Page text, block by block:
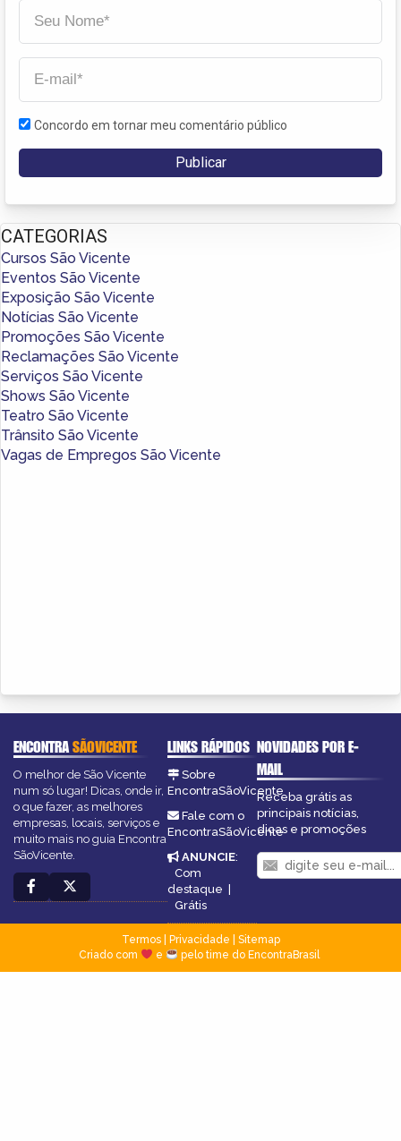
Concordo em tornar meu comentário público
CATEGORIAS
Cursos São Vicente
Eventos São Vicente
Exposição São Vicente
Notícias São Vicente
Promoções São Vicente
Reclamações São Vicente
Serviços São Vicente
Shows São Vicente
Teatro São Vicente
Trânsito São Vicente
Vagas de Empregos São Vicente
ENCONTRASÃOVICENTE
O melhor de São Vicente
num só lugar! Dicas, onde ir,
o que fazer, as melhores
empresas, locais, serviços e
muito mais no guia Encontra
SãoVicente.
LINKS RÁPIDOS
Sobre
EncontraSãoVicente
Fale com o
EncontraSãoVicente
ANUNCIE:
Com
destaque
Grátis
NOVIDADES POR E-
MAIL
Receba grátis as
principais notícias,
dicas e promoções
Termos| Privacidade
Sitemap
Criado com
e pelo time do EncontraBrasil